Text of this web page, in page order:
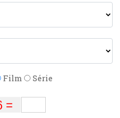
Film Série